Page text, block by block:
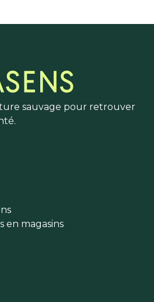
sauvage pour retrouver
en magasins